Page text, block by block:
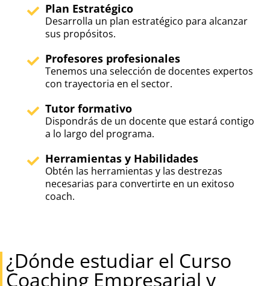
Plan Estratégico
Desarrolla un plan estratégico para alcanzar
sus propósitos.
Profesores profesionales
Tenemos una selección de docentes expertos
con trayectoria en el sector.
Tutor formativo
Dispondrás de un docente que estará contigo
a lo largo del programa.
Herramientas y Habilidades
Obtén las herramientas y las destrezas
necesarias para convertirte en un exitoso
coach.
¿Dónde estudiar el Curso
Coaching Empresarial y